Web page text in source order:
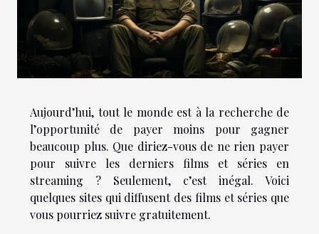
Aujourd’hui, tout le monde est à la recherche de
l’opportunité de payer moins pour gagner
beaucoup plus. Que diriez-vous de ne rien payer
pour suivre les derniers films et séries en
streaming ? Seulement, c’est inégal. Voici
quelques sites qui diffusent des films et séries que
vous pourriez suivre gratuitement.